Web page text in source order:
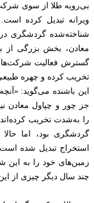
بی‌رویه طلا از سوی
ویرانه تبدیل کرده
شناخته‌شده گردشگری در
معادن، بخش بزرگی از
گسترش فعالیت
تخریب کرده و چهره
این باشنده می‌گوید:
جز چور و چپاول معادن
را به‌شدت تخریب
گردشگری بود، اما
استخراج تبدیل شده
زمین‌های خود را به این
چند سال دیگر چیزی از